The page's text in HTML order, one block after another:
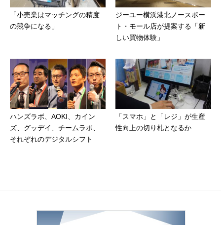
「小売業はマッチングの精度
の競争になる」
ジーユー横浜港北ノースポー
ト・モール店が提案する「新
しい買物体験」
ハンズラボ、AOKI、カイン
ズ、グッデイ、チームラボ、
それぞれのデジタルシフト
「スマホ」と「レジ」が生産
性向上の切り札となるか